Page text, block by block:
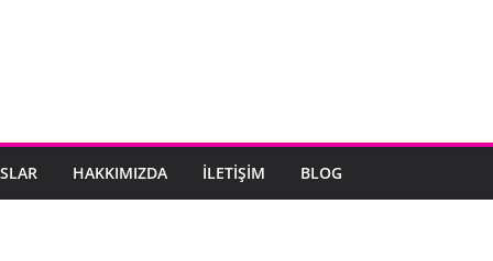
HAKKIMIZDA İLETIŞIM BLOG